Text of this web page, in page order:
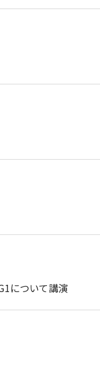
について講演